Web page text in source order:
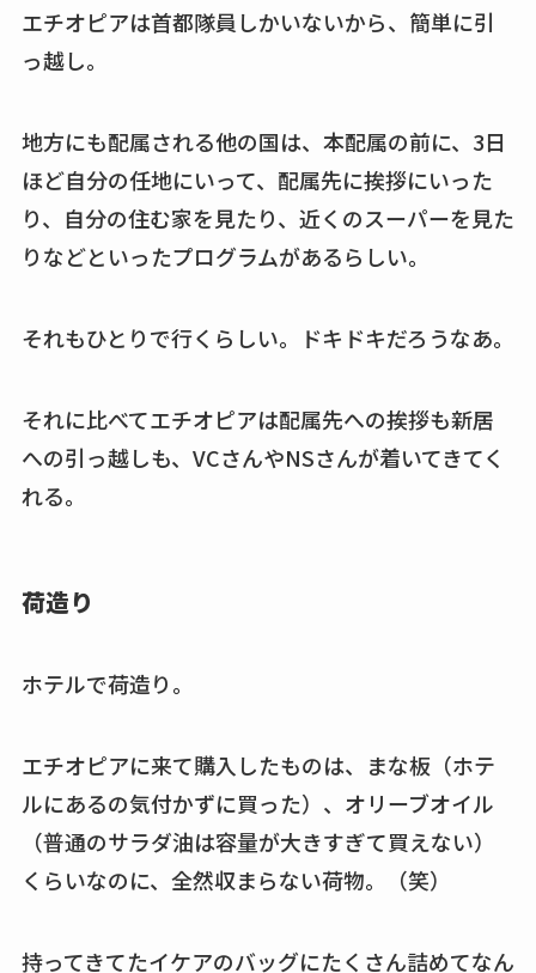
エチオピアは首都隊員しかいないから、簡単に引
っ越し。
地方にも配属される他の国は、本配属の前に、3日
ほど自分の任地にいって、配属先に挨拶にいった
り、自分の住む家を見たり、近くのスーパーを見た
りなどといったプログラムがあるらしい。
それもひとりで行くらしい。ドキドキだろうなあ。
それに比べてエチオピアは配属先への挨拶も新居
への引っ越しも、VCさんやNSさんが着いてきてく
れる。
荷造り
ホテルで荷造り。
エチオピアに来て購入したものは、まな板（ホテ
ルにあるの気付かずに買った）、オリーブオイル
（普通のサラダ油は容量が大きすぎて買えない）
くらいなのに、全然収まらない荷物。（笑）
持ってきてたイケアのバッグにたくさん詰めてなん